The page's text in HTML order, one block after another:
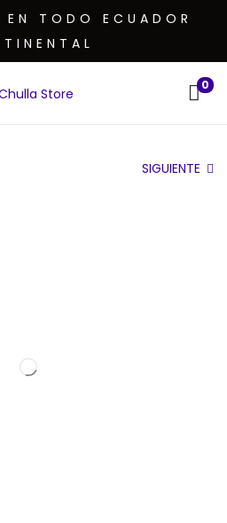
TODO ECUADOR
0
SIGUIENTE